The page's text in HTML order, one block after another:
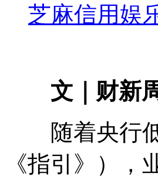
芝麻信用娱
文｜财新
随着央行低
《指引》）